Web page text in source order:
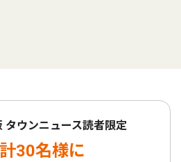
タウンニュース読者限定
30名様に